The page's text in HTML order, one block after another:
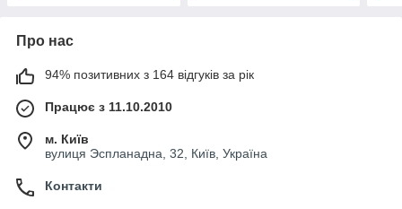
Про нас
94% позитивних з 164 відгуків за рік
Працює з 11.10.2010
м. Київ
вулиця Эспланадна, 32, Київ, Україна
Контакти